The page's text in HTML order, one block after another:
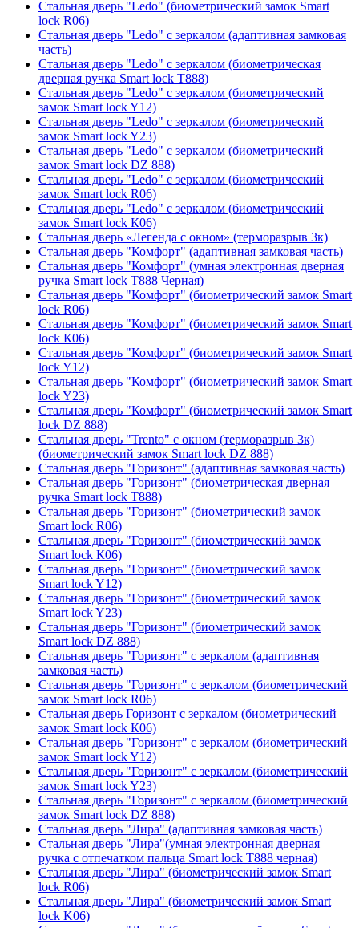
Стальная дверь "Ledo" (биометрический замок Smart
lock R06)
Стальная дверь "Ledo" с зеркалом (адаптивная замковая
часть)
Стальная дверь "Ledo" с зеркалом (биометрическая
дверная ручка Smart lock T888)
Стальная дверь "Ledo" с зеркалом (биометрический
замок Smart lock Y12)
Стальная дверь "Ledo" с зеркалом (биометрический
замок Smart lock Y23)
Стальная дверь "Ledo" с зеркалом (биометрический
замок Smart lock DZ 888)
Стальная дверь "Ledo" с зеркалом (биометрический
замок Smart lock R06)
Стальная дверь "Ledo" с зеркалом (биометрический
замок Smart lock К06)
Стальная дверь «Легенда с окном» (терморазрыв 3к)
Стальная дверь "Комфорт" (адаптивная замковая часть)
Стальная дверь "Комфорт" (умная электронная дверная
ручка Smart lock T888 Черная)
Стальная дверь "Комфорт" (биометрический замок Smart
lock R06)
Стальная дверь "Комфорт" (биометрический замок Smart
lock К06)
Стальная дверь "Комфорт" (биометрический замок Smart
lock Y12)
Стальная дверь "Комфорт" (биометрический замок Smart
lock Y23)
Стальная дверь "Комфорт" (биометрический замок Smart
lock DZ 888)
Стальная дверь "Trento" с окном (терморазрыв 3к)
(биометрический замок Smart lock DZ 888)
Стальная дверь "Горизонт" (адаптивная замковая часть)
Стальная дверь "Горизонт" (биометрическая дверная
ручка Smart lock T888)
Стальная дверь "Горизонт" (биометрический замок
Smart lock R06)
Стальная дверь "Горизонт" (биометрический замок
Smart lock К06)
Стальная дверь "Горизонт" (биометрический замок
Smart lock Y12)
Стальная дверь "Горизонт" (биометрический замок
Smart lock Y23)
Стальная дверь "Горизонт" (биометрический замок
Smart lock DZ 888)
Стальная дверь "Горизонт" с зеркалом (адаптивная
замковая часть)
Стальная дверь "Горизонт" с зеркалом (биометрический
замок Smart lock R06)
Стальная дверь Горизонт с зеркалом (биометрический
замок Smart lock К06)
Стальная дверь "Горизонт" с зеркалом (биометрический
замок Smart lock Y12)
Стальная дверь "Горизонт" с зеркалом (биометрический
замок Smart lock Y23)
Стальная дверь "Горизонт" с зеркалом (биометрический
замок Smart lock DZ 888)
Стальная дверь "Лира" (адаптивная замковая часть)
Стальная дверь "Лира"(умная электронная дверная
ручка с отпечатком пальца Smart lock T888 черная)
Стальная дверь "Лира" (биометрический замок Smart
lock R06)
Стальная дверь "Лира" (биометрический замок Smart
lock K06)